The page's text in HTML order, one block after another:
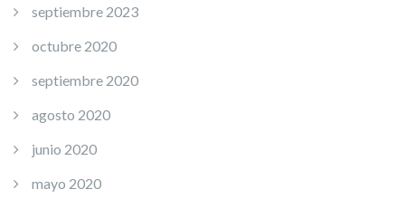
septiembre 2023
octubre 2020
septiembre 2020
agosto 2020
junio 2020
mayo 2020